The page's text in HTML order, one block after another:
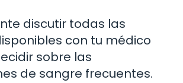
discutir todas las
con tu médico
sobre las
de sangre frecuentes.